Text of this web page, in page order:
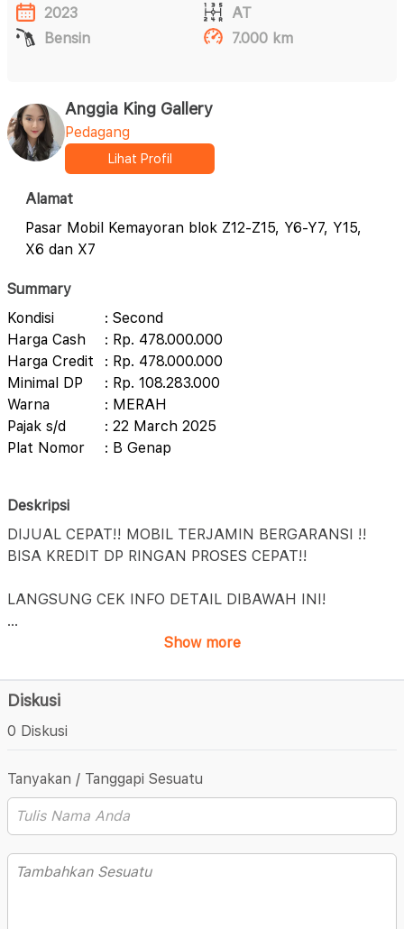
2023
AT
Bensin
7.000 km
Anggia King Gallery
Pedagang
Lihat Profil
Alamat
Pasar Mobil Kemayoran blok Z12-Z15, Y6-Y7, Y15,
X6 dan X7
Summary
Kondisi
: Second
Harga Cash
: Rp. 478.000.000
Harga Credit
: Rp. 478.000.000
Minimal DP
: Rp. 108.283.000
Warna
: MERAH
Pajak s/d
: 22 March 2025
Plat Nomor
: B Genap
Deskripsi
DIJUAL CEPAT!! MOBIL TERJAMIN BERGARANSI !!
BISA KREDIT DP RINGAN PROSES CEPAT!!
LANGSUNG CEK INFO DETAIL DIBAWAH INI!
...
Show more
Diskusi
0 Diskusi
Tanyakan / Tanggapi Sesuatu